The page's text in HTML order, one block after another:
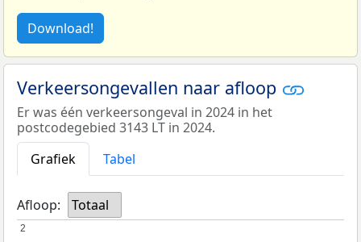
Download!
Verkeersongevallen naar afloop
Er was één verkeersongeval in 2024 in het
postcodegebied 3143 LT in 2024.
Grafiek
Tabel
Afloop: Totaal
2
2